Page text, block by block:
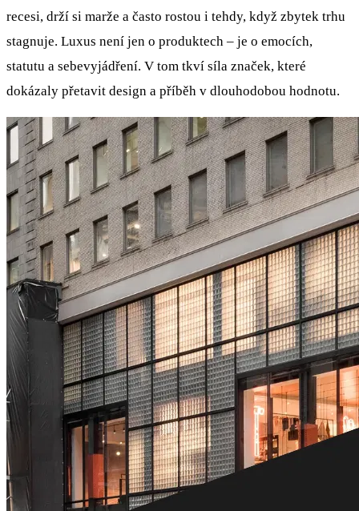
recesi, drží si marže a často rostou i tehdy, když zbytek trhu
stagnuje. Luxus není jen o produktech – je o emocích,
statutu a sebevyjádření. V tom tkví síla značek, které
dokázaly přetavit design a příběh v dlouhodobou hodnotu.